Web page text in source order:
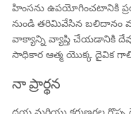
హింసను ఉపయోగించటానికి
నుండి తరిమివేసిన బలిదానం
వాక్యాన్ని వ్యాప్తి చేయడానికి
సాధికార ఆత్మ యొక్క దైవిక
నా ప్రార్థన